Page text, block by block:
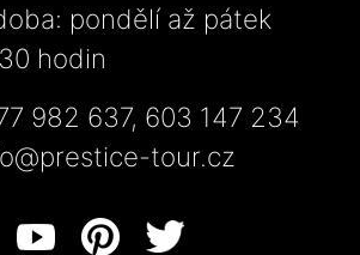
pondělí až pátek
hodin
982 637, 603 147 234
tour.cz